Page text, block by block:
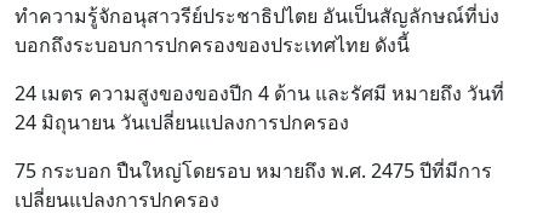
ทำความรู้จักอนุสาวรีย์ประชาธิปไตย อันเป็นสัญลักษณ์ที่บ่ง
บอกถึงระบอบการปกครองของประเทศไทย ดังนี้
24 เมตร ความสูงของของปีก 4 ด้าน และรัศมี หมายถึง วันที่
24 มิถุนายน วันเปลี่ยนแปลงการปกครอง
75 กระบอก ปืนใหญ่โดยรอบ หมายถึง พ.ศ. 2475 ปีที่มีการ
เปลี่ยนแปลงการปกครอง